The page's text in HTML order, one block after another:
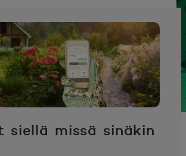
siellä missä sinäkin